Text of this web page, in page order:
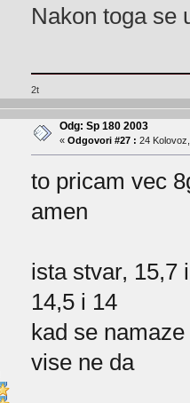
Nakon toga se
2t
Odg: Sp 180 2003
« Odgovori #27 : 24
to pricam vec
amen
ista stvar, 15,7
14,5 i 14
kad se
vise ne da